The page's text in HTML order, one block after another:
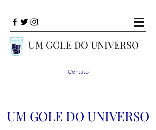
UM GOLE DO UNIVERSO
Contato
UM GOLE DO UNIVERSO